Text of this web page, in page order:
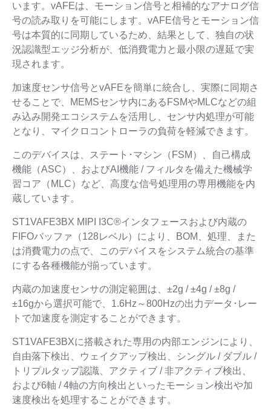
います。vAFEは、モーション信号と相補的なアナログ信
号の読み取りを可能にします。vAFE信号とモーション信
号は本質的に同期しているため、結果として、独自の状
況認識型エッジ分析が、低消費電力と最小限の遅延で実
現されます。
加速度センサ信号とvAFEを簡単に統合し、実際に同期さ
せることで、MEMSセンサ内にあるFSMやMLCなどの組
み込み開発エコシステムを活用し、センサ内処理が可能
となり、マイクロコントローラの負荷を軽減できます。
このデバイスは、ステート･マシン（FSM）、自己構成
機能（ASC）、およびAI機能 / フィルタを備えた機械学
習コア（MLC）など、高度な信号処理用の専用機能を内
蔵しています。
ST1VAFE3BX MIPI I3C®インタフェースおよび内蔵の
FIFOバッファ（128レベル）により、BOM、処理、また
は消費電力の点で、このデバイスをシステム統合の基準
にする各種機能が揃っています。
内蔵の加速度センサの測定範囲は、±2g / ±4g / ±8g /
±16gから選択可能で、1.6Hz～800Hzの出力データ･レー
トで加速度を測定することができます。
ST1VAFE3BXに搭載された専用の内部エンジンにより、
自由落下検出、ウェイクアップ検出、シングル / ダブル /
トリプルタップ認識、アクティブ / 非アクティブ検出、
および6軸 / 4軸の方向検出といったモーション検出や加
速度検出を処理することができます。